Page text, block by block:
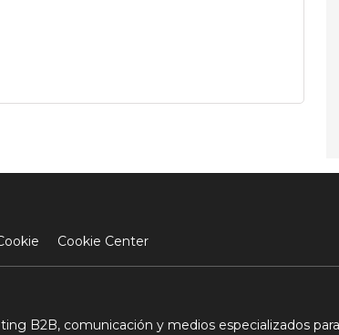
Cookie Center
B2B, comunicación y medios especializados